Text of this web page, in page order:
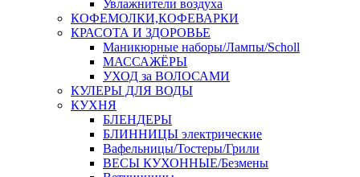
Увлажнители воздуха
КОФЕМОЛКИ,КОФЕВАРКИ
КРАСОТА И ЗДОРОВЬЕ
Маникюрные наборы/Лампы/Scholl
МАССАЖЁРЫ
УХОД за ВОЛОСАМИ
КУЛЕРЫ ДЛЯ ВОДЫ
КУХНЯ
БЛЕНДЕРЫ
БЛИННИЦЫ электрические
Вафельницы/Тостеры/Грили
ВЕСЫ КУХОННЫЕ/Безмены